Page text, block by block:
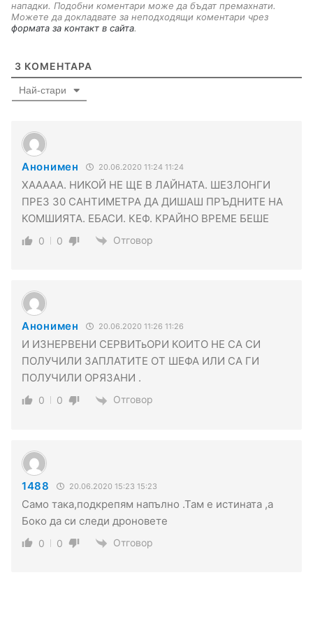
нападки. Подобни коментари може да бъдат премахнати.
Можете да докладвате за неподходящи коментари чрез
формата за контакт в сайта.
3 КОМЕНТАРА
Най-стари
Анонимен 20.06.2020 11:24 11:24
ХААААА. НИКОЙ НЕ ЩЕ В ЛАЙНАТА. ШЕЗЛОНГИ
ПРЕЗ 30 САНТИМЕТРА ДА ДИШАШ ПРЪДНИТЕ НА
КОМШИЯТА. ЕБАСИ. КЕФ. КРАЙНО ВРЕМЕ БЕШЕ
0 0 Отговор
Анонимен 20.06.2020 11:26 11:26
И ИЗНЕРВЕНИ СЕРВИТьОРИ КОИТО НЕ СА СИ
ПОЛУЧИЛИ ЗАПЛАТИТЕ ОТ ШЕФА ИЛИ СА ГИ
ПОЛУЧИЛИ ОРЯЗАНИ .
0 0 Отговор
1488 20.06.2020 15:23 15:23
Само така,подкрепям напълно .Там е истината ,а
Боко да си следи дроновете
0 0 Отговор